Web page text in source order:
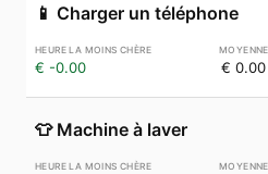
📱 Charger un téléphone
€ -0.00 € 0.00
👕 Machine à laver